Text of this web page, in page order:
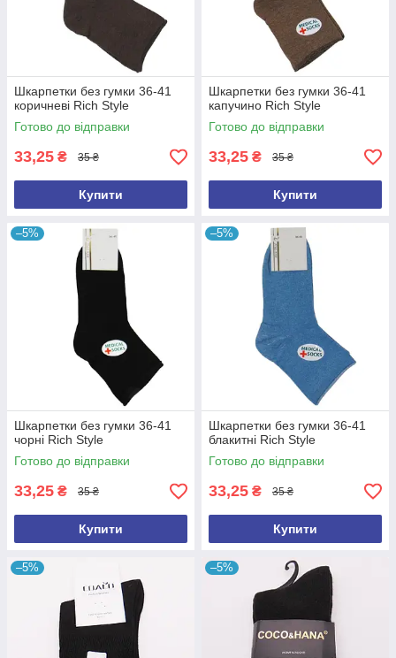
Шкарпетки без гумки 36-41
коричневі Rich Style
Готово до відправки
33,25 ₴ 35 ₴
Купити
Шкарпетки без гумки 36-41
капучино Rich Style
Готово до відправки
33,25 ₴ 35 ₴
Купити
–5%
Шкарпетки без гумки 36-41
чорні Rich Style
Готово до відправки
33,25 ₴ 35 ₴
Купити
–5%
Шкарпетки без гумки 36-41
блакитні Rich Style
Готово до відправки
33,25 ₴ 35 ₴
Купити
–5% –5%